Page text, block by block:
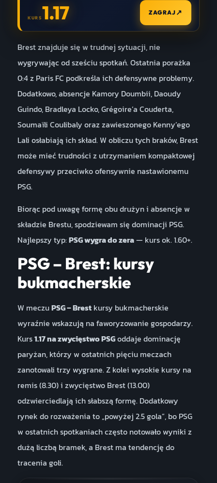
KURS1.17 ZAGRAJ ↗
Brest znajduje się w trudnej sytuacji, nie
wygrywając od sześciu spotkań. Ostatnia porażka
0:4 z Paris FC podkreśla ich defensywne problemy.
Dodatkowo, absencje Kamory Doumbii, Daoudy
Guindo, Bradleya Locko, Grégoire’a Couderta,
Soumaïli Coulibaly oraz zawieszonego Kenny’ego
Lali osłabiają ich skład. W obliczu tych braków, Brest
może mieć trudności z utrzymaniem kompaktowej
defensywy przeciwko ofensywnie nastawionemu
PSG.
Biorąc pod uwagę formę obu drużyn i absencje w
składzie Brestu, spodziewam się dominacji PSG.
Najlepszy typ:PSG wygra do zera— kurs ok. 1.60+.
PSG – Brest: kursy
bukmacherskie
W meczuPSG – Brestkursy bukmacherskie
wyraźnie wskazują na faworyzowanie gospodarzy.
Kurs1.17 na zwycięstwo PSGoddaje dominację
paryżan, którzy w ostatnich pięciu meczach
zanotowali trzy wygrane. Z kolei wysokie kursy na
remis (8.30) i zwycięstwo Brest (13.00)
odzwierciedlają ich słabszą formę. Dodatkowy
rynek do rozważenia to „powyżej 2.5 gola”, bo PSG
w ostatnich spotkaniach często notowało wyniki z
dużą liczbą bramek, a Brest ma tendencję do
tracenia goli.